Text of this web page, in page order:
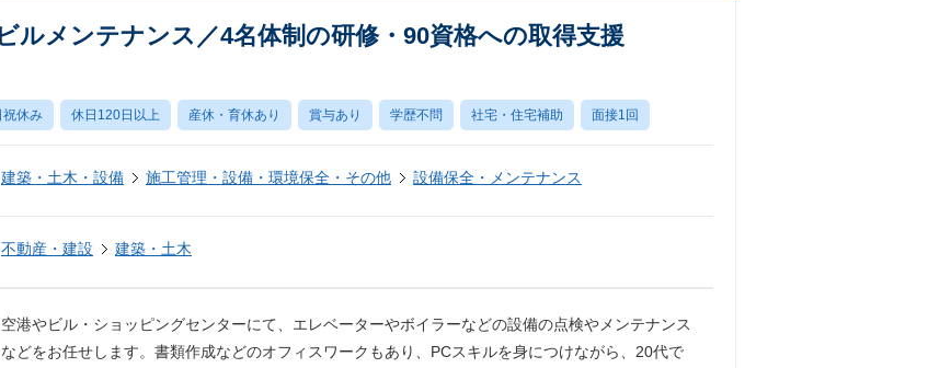
ルメンテナンス／4名体制の研修・90資格への取得支援
祝休み 休日120日以上 産休・育休あり 賞与あり 学歴不問 社宅・住宅補助 面接1回
建築・土木・設備 施工管理・設備・環境保全・その他 設備保全・メンテナンス
不動産・建設 建築・土木
空港やビル・ショッピングセンターにて、エレベーターやボイラーなどの設備の点検やメンテナンス
などをお任せします。書類作成などのオフィスワークもあり、PCスキルを身につけながら、20代で